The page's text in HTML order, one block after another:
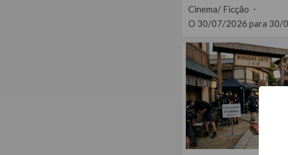
Cinema/ Ficção
O 30/07/2026 para 30/